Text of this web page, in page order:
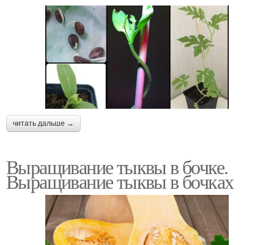
читать дальше →
Выращивание тыквы в бочке.
Выращивание тыквы в бочках